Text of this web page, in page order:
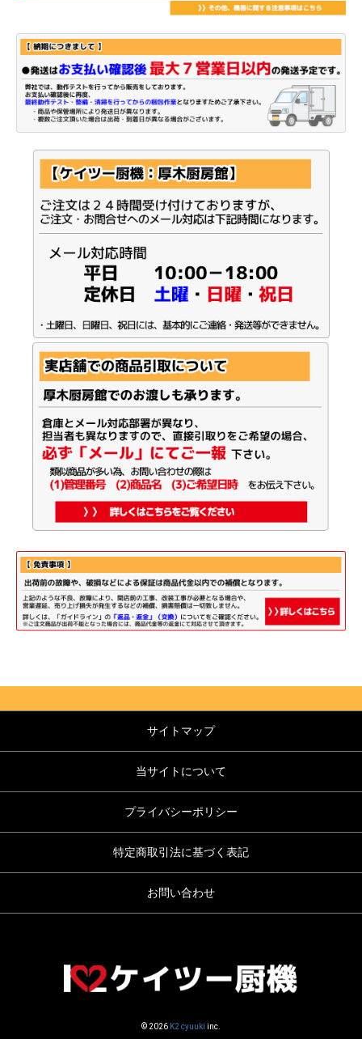
サイトマップ
当サイトについて
プライバシーポリシー
特定商取引法に基づく表記
お問い合わせ
© 2026 K2 cyuuki inc.